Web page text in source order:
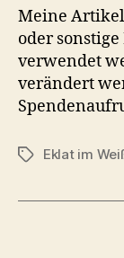
Meine
oder
verwendet
verändert
Schlagwörter
Eklat im